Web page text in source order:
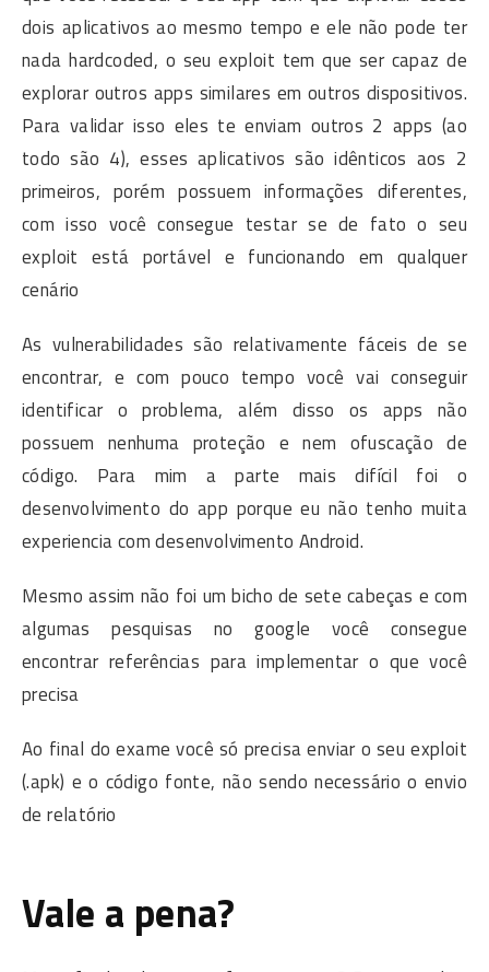
dois aplicativos ao mesmo tempo e ele não pode ter
nada hardcoded, o seu exploit tem que ser capaz de
explorar outros apps similares em outros dispositivos.
Para validar isso eles te enviam outros 2 apps (ao
todo são 4), esses aplicativos são idênticos aos 2
primeiros, porém possuem informações diferentes,
com isso você consegue testar se de fato o seu
exploit está portável e funcionando em qualquer
cenário
As vulnerabilidades são relativamente fáceis de se
encontrar, e com pouco tempo você vai conseguir
identificar o problema, além disso os apps não
possuem nenhuma proteção e nem ofuscação de
código. Para mim a parte mais difícil foi o
desenvolvimento do app porque eu não tenho muita
experiencia com desenvolvimento Android.
Mesmo assim não foi um bicho de sete cabeças e com
algumas pesquisas no google você consegue
encontrar referências para implementar o que você
precisa
Ao final do exame você só precisa enviar o seu exploit
(.apk) e o código fonte, não sendo necessário o envio
de relatório
Vale a pena?